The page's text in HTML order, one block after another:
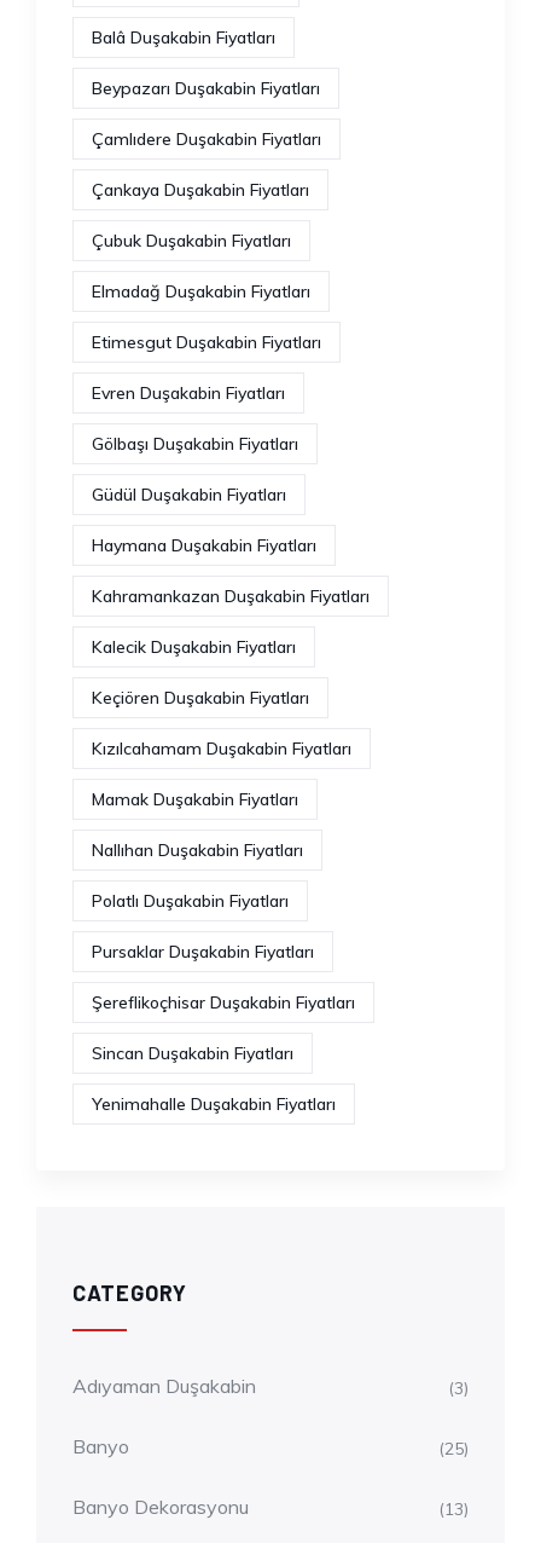
Balâ Duşakabin Fiyatları
Beypazarı Duşakabin Fiyatları
Çamlıdere Duşakabin Fiyatları
Çankaya Duşakabin Fiyatları
Çubuk Duşakabin Fiyatları
Elmadağ Duşakabin Fiyatları
Etimesgut Duşakabin Fiyatları
Evren Duşakabin Fiyatları
Gölbaşı Duşakabin Fiyatları
Güdül Duşakabin Fiyatları
Haymana Duşakabin Fiyatları
Kahramankazan Duşakabin Fiyatları
Kalecik Duşakabin Fiyatları
Keçiören Duşakabin Fiyatları
Kızılcahamam Duşakabin Fiyatları
Mamak Duşakabin Fiyatları
Nallıhan Duşakabin Fiyatları
Polatlı Duşakabin Fiyatları
Pursaklar Duşakabin Fiyatları
Şereflikoçhisar Duşakabin Fiyatları
Sincan Duşakabin Fiyatları
Yenimahalle Duşakabin Fiyatları
CATEGORY
Adıyaman Duşakabin (3)
Banyo (25)
Banyo Dekorasyonu (13)